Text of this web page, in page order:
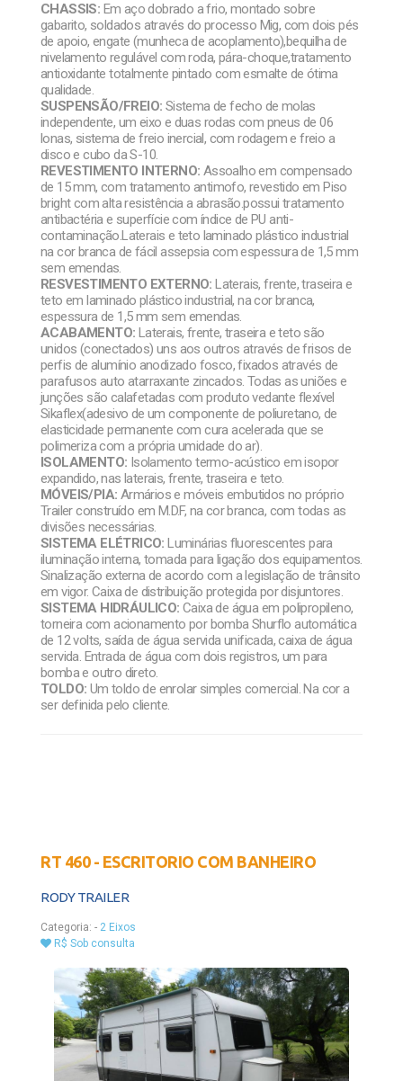
CHASSIS: Em aço dobrado a frio, montado sobre
gabarito, soldados através do processo Mig, com dois pés
de apoio, engate (munheca de acoplamento),bequilha de
nivelamento regulável com roda, pára-choque,tratamento
antioxidante totalmente pintado com esmalte de ótima
qualidade.
SUSPENSÃO/FREIO: Sistema de fecho de molas
independente, um eixo e duas rodas com pneus de 06
lonas, sistema de freio inercial, com rodagem e freio a
disco e cubo da S-10.
REVESTIMENTO INTERNO: Assoalho em compensado
de 15 mm, com tratamento antimofo, revestido em Piso
bright com alta resistência a abrasão.possui tratamento
antibactéria e superfície com índice de PU anti-
contaminação.Laterais e teto laminado plástico industrial
na cor branca de fácil assepsia com espessura de 1,5 mm
sem emendas.
RESVESTIMENTO EXTERNO: Laterais, frente, traseira e
teto em laminado plástico industrial, na cor branca,
espessura de 1,5 mm sem emendas.
ACABAMENTO: Laterais, frente, traseira e teto são
unidos (conectados) uns aos outros através de frisos de
perfis de alumínio anodizado fosco, fixados através de
parafusos auto atarraxante zincados. Todas as uniões e
junções são calafetadas com produto vedante flexível
Sikaflex(adesivo de um componente de poliuretano, de
elasticidade permanente com cura acelerada que se
polimeriza com a própria umidade do ar).
ISOLAMENTO: Isolamento termo-acústico em isopor
expandido, nas laterais, frente, traseira e teto.
MÓVEIS/PIA: Armários e móveis embutidos no próprio
Trailer construído em M.D.F, na cor branca, com todas as
divisões necessárias.
SISTEMA ELÉTRICO: Luminárias fluorescentes para
iluminação interna, tomada para ligação dos equipamentos.
Sinalização externa de acordo com a legislação de trânsito
em vigor. Caixa de distribuição protegida por disjuntores.
SISTEMA HIDRÁULICO: Caixa de água em polipropileno,
torneira com acionamento por bomba Shurflo automática
de 12 volts, saída de água servida unificada, caixa de água
servida. Entrada de água com dois registros, um para
bomba e outro direto.
TOLDO: Um toldo de enrolar simples comercial. Na cor a
ser definida pelo cliente.
RT 460 - ESCRITORIO COM BANHEIRO
RODY TRAILER
Categoria: - 2 Eixos
R$ Sob consulta